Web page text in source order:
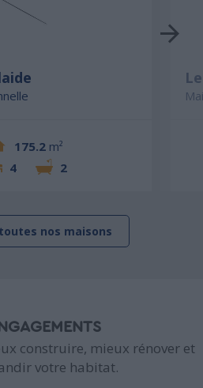
175.2m²
4
2
nos maisons
construire, mieux rénover et
votre habitat.